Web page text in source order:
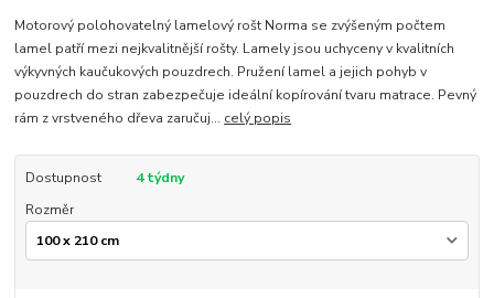
Motorový polohovatelný lamelový rošt Norma se zvýšeným počtem
lamel patří mezi nejkvalitnější rošty. Lamely jsou uchyceny v kvalitních
výkyvných kaučukových pouzdrech. Pružení lamel a jejich pohyb v
pouzdrech do stran zabezpečuje ideální kopírování tvaru matrace. Pevný
rám z vrstveného dřeva zaručuj... celý popis
Dostupnost
4 týdny
Rozměr